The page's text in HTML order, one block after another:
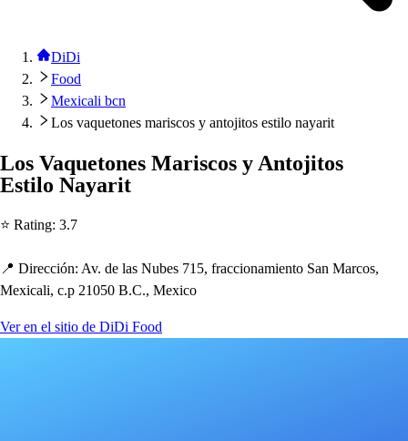
DiDi
Food
Mexicali bcn
Los vaquetones mariscos y antojitos estilo nayarit
Los Vaquetones Mariscos y Antojitos
Estilo Nayarit
⭐ Rating: 3.7
📍 Dirección: Av. de las Nubes 715, fraccionamiento San Marcos,
Mexicali, c.p 21050 B.C., Mexico
Ver en el sitio de DiDi Food